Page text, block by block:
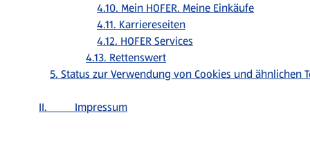
4.10. Mein HOFER. Meine Einkäufe
4.11. Karriereseiten
4.12. HOFER Services
4.13. Rettenswert
5. Status zur Verwendung von Cookies und ähnlichen
II. Impressum